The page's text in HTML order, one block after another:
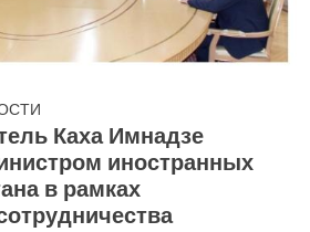
Каха Имнадзе
иностранных
в рамках